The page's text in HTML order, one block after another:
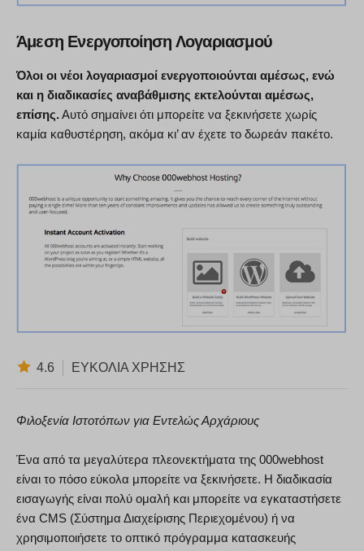
Άμεση Ενεργοποίηση Λογαριασμού
Όλοι οι νέοι λογαριασμοί ενεργοποιούνται αμέσως, ενώ
και η διαδικασίες αναβάθμισης εκτελούνται αμέσως,
επίσης.Αυτό σημαίνει ότι μπορείτε να ξεκινήσετε χωρίς
καμία καθυστέρηση, ακόμα κι’ αν έχετε το δωρεάν πακέτο.
4.6 ΕΥΚΟΛΊΑ ΧΡΉΣΗΣ
Φιλοξενία Ιστοτόπων για Εντελώς Αρχάριους
Ένα από τα μεγαλύτερα πλεονεκτήματα της 000webhost
είναι το πόσο εύκολα μπορείτε να ξεκινήσετε. Η διαδικασία
εισαγωγής είναι πολύ ομαλή και μπορείτε να εγκαταστήσετε
ένα CMS (Σύστημα Διαχείρισης Περιεχομένου) ή να
χρησιμοποιήσετε το οπτικό πρόγραμμα κατασκευής